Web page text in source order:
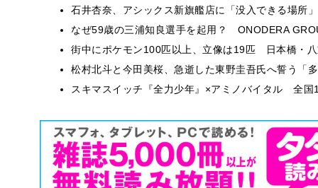
石井杏奈、アシックス新旗艦店に「没入できる場所
なぜ59歳の三浦知良選手を起用？ ONODERA
街中にポケモン100匹以上、立像は19匹 日本橋・
松村北斗と今田美桜、急逝した東野圭吾氏へ誓う「
スキマスイッチ『全力少年』×アミノバイタル 全国